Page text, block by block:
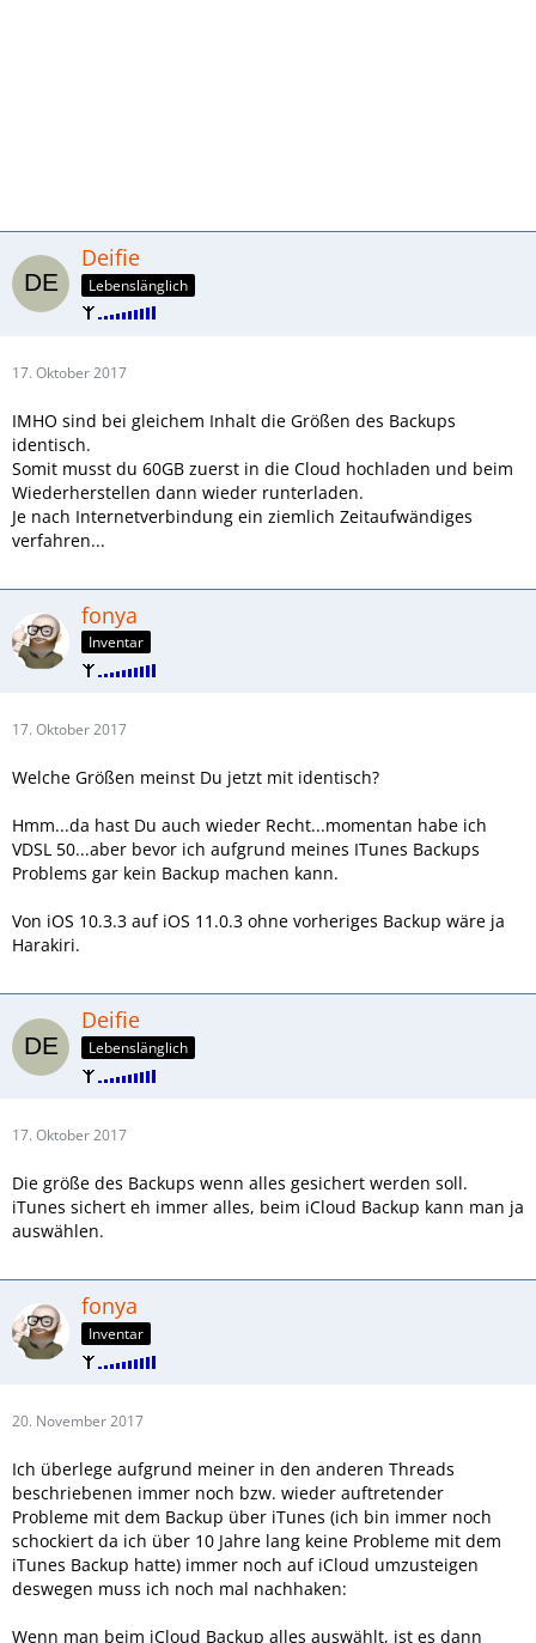
Deifie
Lebenslänglich
17. Oktober 2017
IMHO sind bei gleichem Inhalt die Größen des Backups
identisch.
Somit musst du 60GB zuerst in die Cloud hochladen und beim
Wiederherstellen dann wieder runterladen.
Je nach Internetverbindung ein ziemlich Zeitaufwändiges
verfahren...
fonya
Inventar
17. Oktober 2017
Welche Größen meinst Du jetzt mit identisch?
Hmm...da hast Du auch wieder Recht...momentan habe ich
VDSL 50...aber bevor ich aufgrund meines ITunes Backups
Problems gar kein Backup machen kann.
Von iOS 10.3.3 auf iOS 11.0.3 ohne vorheriges Backup wäre ja
Harakiri.
Deifie
Lebenslänglich
17. Oktober 2017
Die größe des Backups wenn alles gesichert werden soll.
iTunes sichert eh immer alles, beim iCloud Backup kann man ja
auswählen.
fonya
Inventar
20. November 2017
Ich überlege aufgrund meiner in den anderen Threads
beschriebenen immer noch bzw. wieder auftretender
Probleme mit dem Backup über iTunes (ich bin immer noch
schockiert da ich über 10 Jahre lang keine Probleme mit dem
iTunes Backup hatte) immer noch auf iCloud umzusteigen
deswegen muss ich noch mal nachhaken:
Wenn man beim iCloud Backup alles auswählt, ist es dann